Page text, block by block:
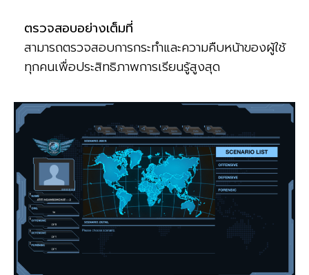
ตรวจสอบอย่างเต็มที่
สามารถตรวจสอบการกระทำและความคืบหน้าของผู้ใช้
ทุกคนเพื่อประสิทธิภาพการเรียนรู้สูงสุด